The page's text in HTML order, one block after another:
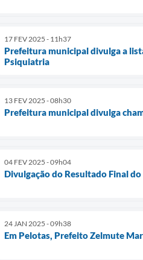
17 FEV 2025 - 11h37
Prefeitura municipal divulga a
Psiquiatria
13 FEV 2025 - 08h30
Prefeitura municipal divulga
04 FEV 2025 - 09h04
Divulgação do Resultado Final
24 JAN 2025 - 09h38
Em Pelotas, Prefeito Zelmute